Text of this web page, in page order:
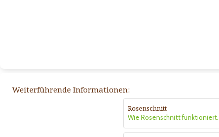
Weiterführende Informationen:
Rosenschnitt
Wie Rosenschnitt funktioniert.